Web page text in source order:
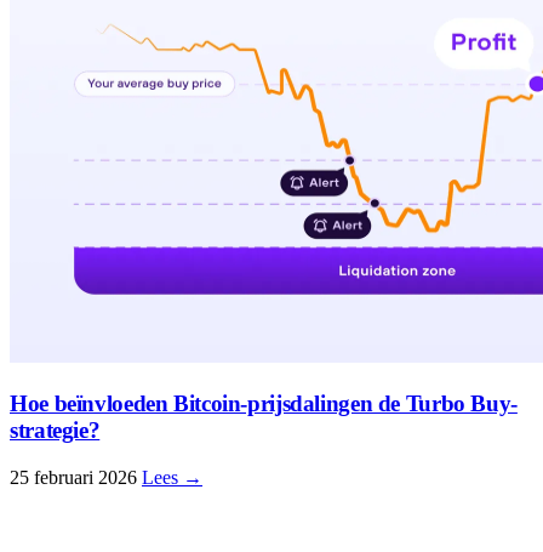
Hoe beïnvloeden Bitcoin-prijsdalingen de Turbo Buy-
strategie?
25 februari 2026 Lees →